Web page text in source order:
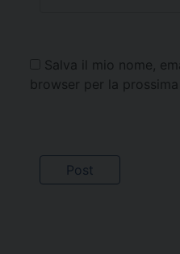
Salva il mio nome,
browser per la